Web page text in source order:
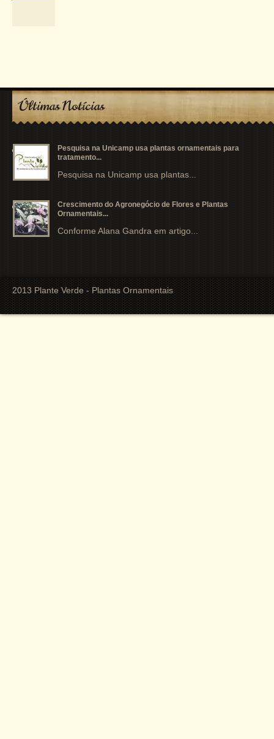
Últimas Notícias
Pesquisa na Unicamp usa plantas ornamentais para
tratamento...
Pesquisa na Unicamp usa plantas...
Crescimento do Agronegócio de Flores e Plantas
Ornamentais...
Conforme Alana Gandra em artigo...
2013 Plante Verde - Plantas Ornamentais